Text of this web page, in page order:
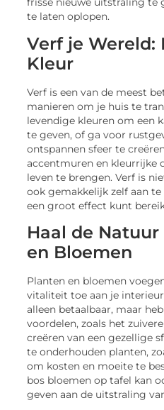
frisse nieuwe uitstraling te
te laten oplopen.
Verf je Wereld:
Kleur
Verf is een van de meest
manieren om je huis te
levendige kleuren om een
te geven, of ga voor
ontspannen sfeer te
accentmuren en kleurrijke
leven te brengen. Verf is
ook gemakkelijk zelf aan
een groot effect kunt
Haal de
en Bloemen
Planten en bloemen
vitaliteit toe aan je
alleen betaalbaar, maar
voordelen, zoals het
creëren van een gezellige
te onderhouden planten,
om kosten en moeite te
bos bloemen op tafel kan
geven aan de uitstraling